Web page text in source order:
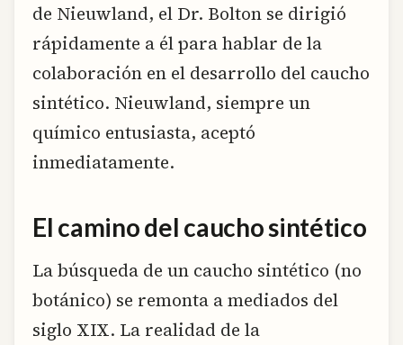
de Nieuwland, el Dr. Bolton se dirigió
rápidamente a él para hablar de la
colaboración en el desarrollo del caucho
sintético. Nieuwland, siempre un
químico entusiasta, aceptó
inmediatamente.
El camino del caucho sintético
La búsqueda de un caucho sintético (no
botánico) se remonta a mediados del
siglo XIX. La realidad de la